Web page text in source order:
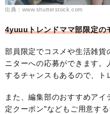
出典：www.shutterstock.com
4yuuuトレンドママ部限定の
部員限定でコスメや生活雑貨
ニターへの応募ができます。
するチャンスもあるので、
また、編集部のおすすめアイ
定クーポン”などもご用意する